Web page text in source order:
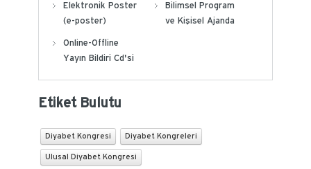
Elektronik Poster
(e-poster)
Bilimsel Program
ve Kişisel Ajanda
Online-Offline
Yayın Bildiri Cd'si
Etiket Bulutu
Diyabet Kongresi Diyabet Kongreleri
Ulusal Diyabet Kongresi